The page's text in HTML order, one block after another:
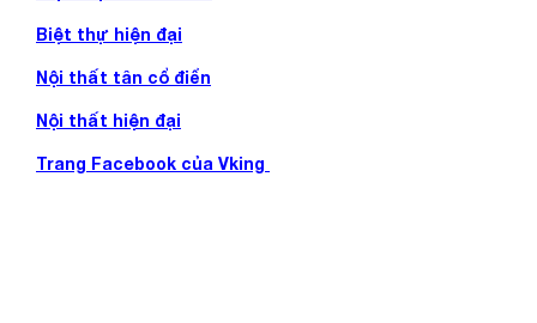
Biệt thự hiện đại
Nội thất tân cổ điển
Nội thất hiện đại
Trang Facebook của Vking